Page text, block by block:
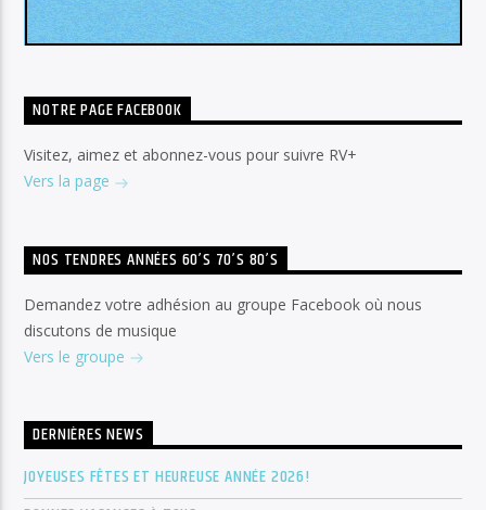
NOTRE PAGE FACEBOOK
Visitez, aimez et abonnez-vous pour suivre RV+
Vers la page
NOS TENDRES ANNÉES 60’S 70’S 80’S
Demandez votre adhésion au groupe Facebook où nous
discutons de musique
Vers le groupe
DERNIÈRES NEWS
JOYEUSES FÊTES ET HEUREUSE ANNÉE 2026!